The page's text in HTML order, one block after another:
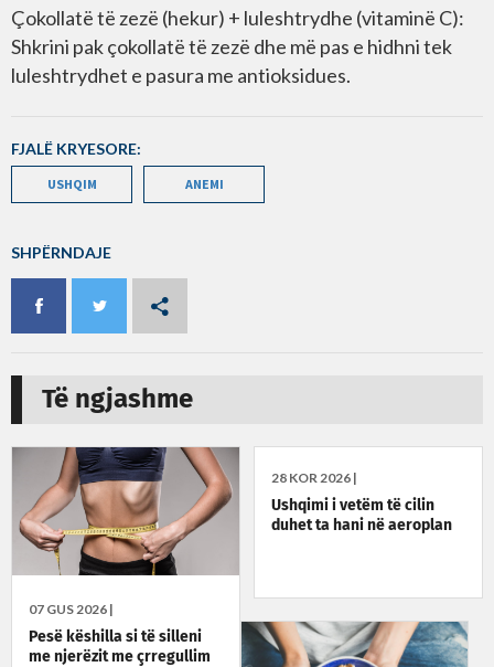
Çokollatë të zezë (hekur) + luleshtrydhe (vitaminë C):
Shkrini pak çokollatë të zezë dhe më pas e hidhni tek
luleshtrydhet e pasura me antioksidues.
FJALË KRYESORE:
USHQIM ANEMI
SHPËRNDAJE
Të ngjashme
07 GUS 2026 |
Pesë këshilla si të silleni
me njerëzit me çrregullim
28 KOR 2026 |
Ushqimi i vetëm të cilin
duhet ta hani në aeroplan